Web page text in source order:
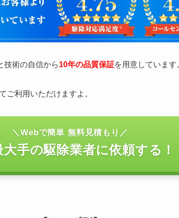
技術の自信から10年の品質保証を用意しています
ご利用いただけますよ。
＼Webで簡単 無料見積もり／
手の駆除業者に依頼する！